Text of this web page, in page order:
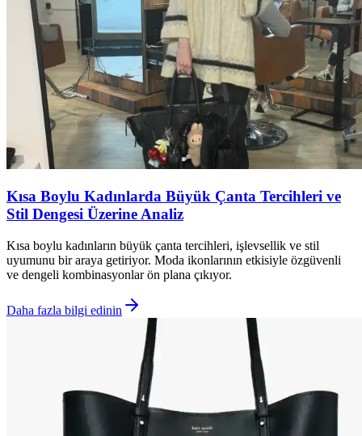
Kısa Boylu Kadınlarda Büyük Çanta Tercihleri ve
Stil Dengesi Üzerine Analiz
Kısa boylu kadınların büyük çanta tercihleri, işlevsellik ve stil
uyumunu bir araya getiriyor. Moda ikonlarının etkisiyle özgüvenli
ve dengeli kombinasyonlar ön plana çıkıyor.
Daha fazla bilgi edinin